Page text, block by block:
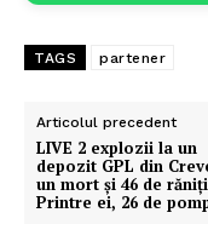
TAGS partener
Articolul precedent
LIVE 2 explozii la un
depozit GPL din
un mort și 46 de
Printre ei, 26 de